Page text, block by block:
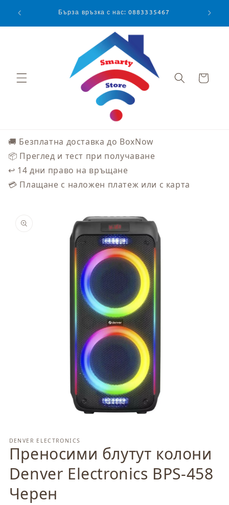
Бърза връзка с нас: 0883335467
Количка
🚚 Безплатна доставка до BoxNow
📦 Преглед и тест при получаване
↩️ 14 дни право на връщане
💳 Плащане с наложен платеж или с карта
продукта
мултимедия
1
модален
елемент
DENVER ELECTRONICS
Преносими блутут колони
Denver Electronics BPS-458
Черен